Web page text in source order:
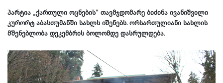
პარტია „ქართული ოცნების“ თავმჯდომარე ბიძინა ივანიშვილი
კურორტ აბასთუმანში სახლს იშენებს. ორსართულიანი სახლის
მშენებლობა დეკემბრის ბოლომდე დასრულდება.